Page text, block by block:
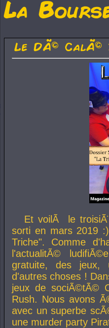
La
Le DÃ© CalÃ©
Et voilÃ le
sorti en mars 2019
Triche". Comme
l'actualitÃ©
gratuite, des jeux,
d'autres choses !
jeux de sociÃ©tÃ©
Rush. Nous avons
avec un superbe
une murder party